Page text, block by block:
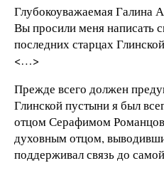
Глубокоуважаемая Галина
Вы просили меня написать
последних старцах
<…>
Прежде всего должен
Глинской пустыни я был
отцом Серафимом
духовным отцом,
поддерживал связь до